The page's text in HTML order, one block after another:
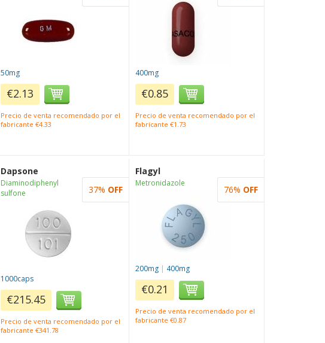
50mg
€2.13
Precio de venta recomendado por el
fabricante €4.33
400mg
€0.85
Precio de venta recomendado por el
fabricante €1.73
Dapsone
Diaminodiphenyl
sulfone
1000caps
€215.45
Precio de venta recomendado por el
fabricante €341.78
37% OFF
Flagyl
Metronidazole
200mg | 400mg
€0.21
Precio de venta recomendado por el
fabricante €0.87
76% OFF